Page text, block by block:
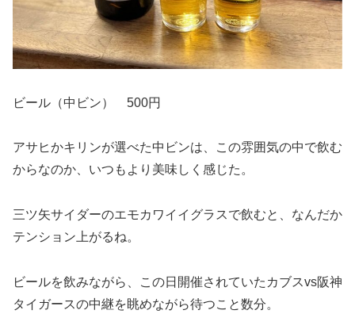
ビール（中ビン） 500円
アサヒかキリンが選べた中ビンは、この雰囲気の中で飲む
からなのか、いつもより美味しく感じた。
三ツ矢サイダーのエモカワイイグラスで飲むと、なんだか
テンション上がるね。
ビールを飲みながら、この日開催されていたカブスvs阪神
タイガースの中継を眺めながら待つこと数分。